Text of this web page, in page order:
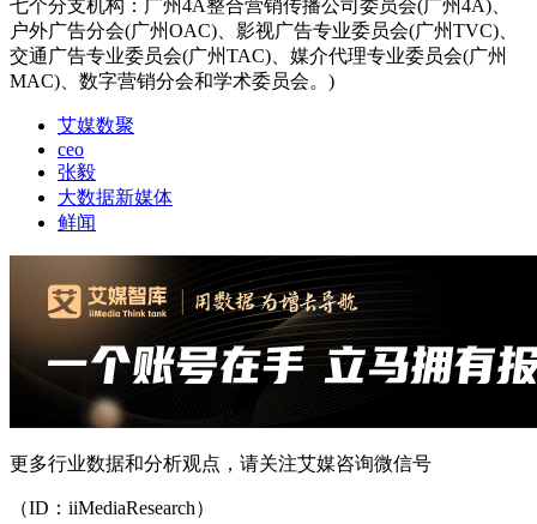
七个分支机构：广州4A整合营销传播公司委员会(广州4A)、
户外广告分会(广州OAC)、影视广告专业委员会(广州TVC)、
交通广告专业委员会(广州TAC)、媒介代理专业委员会(广州
MAC)、数字营销分会和学术委员会。)
艾媒数聚
ceo
张毅
大数据新媒体
鲜闻
更多行业数据和分析观点，请关注艾媒咨询微信号
（ID：iiMediaResearch）